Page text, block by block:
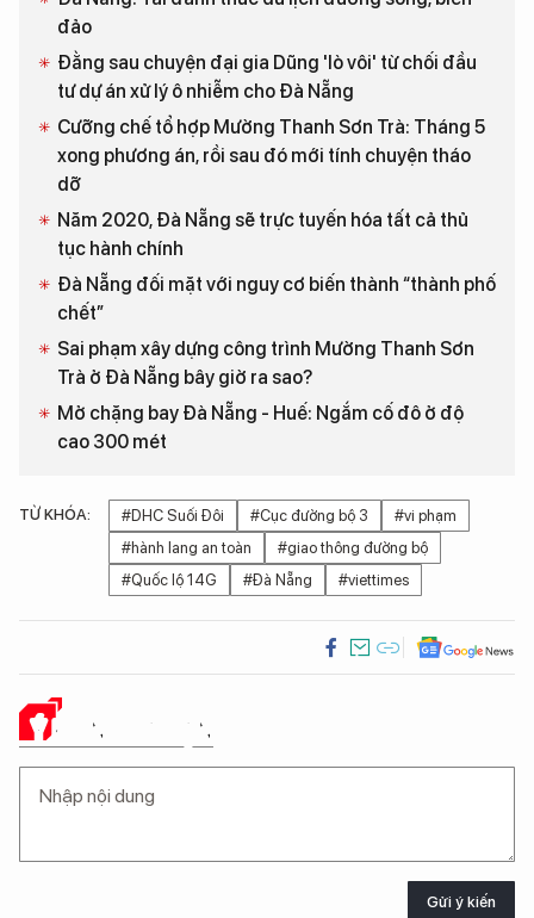
đảo
Đằng sau chuyện đại gia Dũng 'lò vôi' từ chối đầu
tư dự án xử lý ô nhiễm cho Đà Nẵng
Cưỡng chế tổ hợp Mường Thanh Sơn Trà: Tháng 5
xong phương án, rồi sau đó mới tính chuyện tháo
dỡ
Năm 2020, Đà Nẵng sẽ trực tuyến hóa tất cả thủ
tục hành chính
Đà Nẵng đối mặt với nguy cơ biến thành “thành phố
chết”
Sai phạm xây dựng công trình Mường Thanh Sơn
Trà ở Đà Nẵng bây giờ ra sao?
Mở chặng bay Đà Nẵng - Huế: Ngắm cố đô ở độ
cao 300 mét
TỪ KHÓA: #DHC Suối Đôi #Cục đường bộ 3
#vi phạm
#hành lang an toàn
#giao thông đường bộ
#Quốc lộ 14G
#Đà Nẵng #viettimes
Ý KIẾN CỦA BẠN
Gửi ý kiến